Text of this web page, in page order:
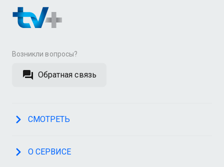
Возникли вопросы?
Обратная связь
СМОТРЕТЬ
О СЕРВИСЕ